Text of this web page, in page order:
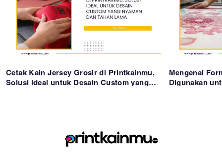
Cetak Kain Jersey Grosir di Printkainmu,
Solusi Ideal untuk Desain Custom yang
Mengenal
Digunakan